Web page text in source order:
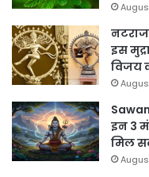
इस
विजय
इन 3
मिल